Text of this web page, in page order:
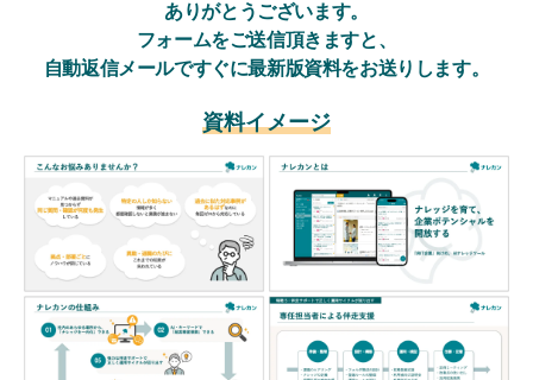
セキュリティ
よくある質問
資料ダウンロード
無料トライアル
ログイン
ありがとうございます。
フォームをご送信頂きますと、
自動返信メールですぐに最新版資料をお送りします。
資料イメージ